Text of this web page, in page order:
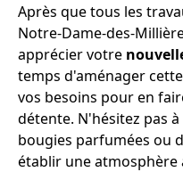
Après que tous les
Notre-Dame-des-
apprécier votre
temps d'aménager
vos besoins pour en
détente. N'hésitez pas
bougies parfumées ou
établir une atmosphère